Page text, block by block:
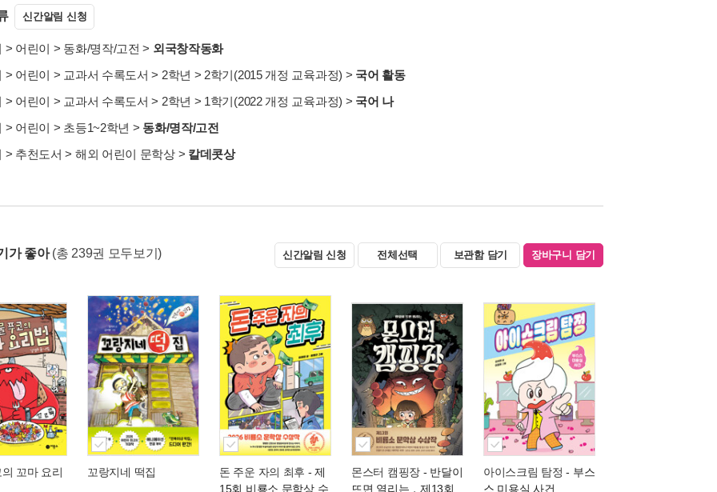
신간알림 신청
> 어린이 > 동화/명작/고전 > 외국창작동화
> 어린이 > 교과서 수록도서 > 2학년 > 2학기(2015 개정 교육과정) > 국어 활동
> 어린이 > 교과서 수록도서 > 2학년 > 1학기(2022 개정 교육과정) > 국어 나
> 어린이 > 초등1~2학년 > 동화/명작/고전
> 추천도서 > 해외 어린이 문학상> 칼데콧상
가 좋아 (총 239권 모두보기) 신간알림 신청 전체선택 보관함 담기 장바구니 담기
꼬마 요리 꼬랑지네 떡집 돈 주운 자의 최후 - 제
15회 비룡소 문학상 수
몬스터 캠핑장 - 반달이
뜨면 열리는，제13회
아이스크림 탐정 - 부스
스 미용실 사건